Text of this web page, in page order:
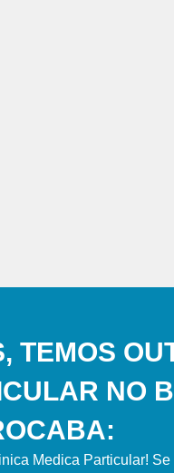
TEMOS
NO
Medica Particular!